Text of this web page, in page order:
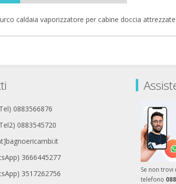
caldaia vaporizzatore per cabine doccia attrezzate
0883566876
0883545720
3666445277
3517262756
Se non
telefono